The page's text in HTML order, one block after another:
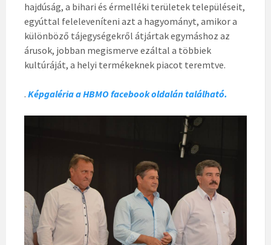
hajdúság, a bihari és érmelléki területek településeit,
egyúttal feleleveníteni azt a hagyományt, amikor a
különböző tájegységekről átjártak egymáshoz az
árusok, jobban megismerve ezáltal a többiek
kultúráját, a helyi termékeknek piacot teremtve.
. Képgaléria a HBMO facebook oldalán található.